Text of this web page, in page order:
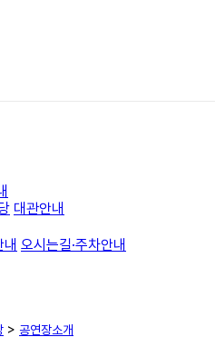
대관안내
내 오시는길·주차안내
> 공연장소개